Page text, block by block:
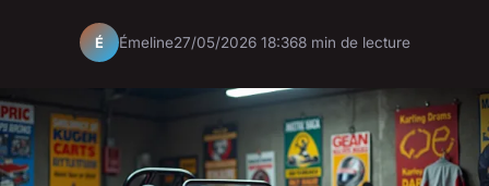
É Émeline27/05/2026 18:368 min de lecture